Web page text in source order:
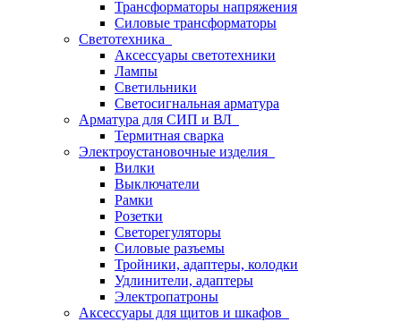
Трансформаторы напряжения
Силовые трансформаторы
Светотехника
Аксессуары светотехники
Лампы
Светильники
Светосигнальная арматура
Арматура для СИП и ВЛ
Термитная сварка
Электроустановочные изделия
Вилки
Выключатели
Рамки
Розетки
Светорегуляторы
Силовые разъемы
Тройники, адаптеры, колодки
Удлинители, адаптеры
Электропатроны
Аксессуары для щитов и шкафов